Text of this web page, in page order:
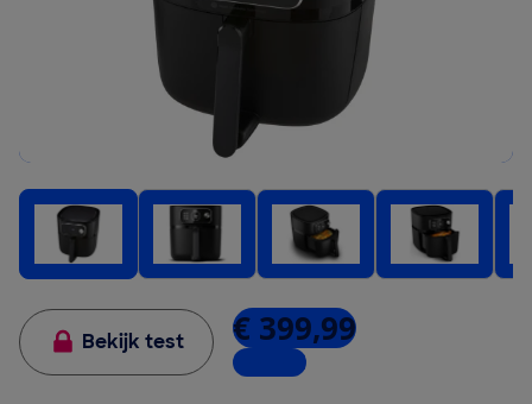
Bekijk test € 399,99
1 winkel